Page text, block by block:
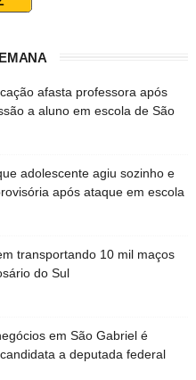
afasta professora após
a aluno em escola de São
adolescente agiu sozinho e
após ataque em escola
transportando 10 mil maços
do Sul
em São Gabriel é
a deputada federal